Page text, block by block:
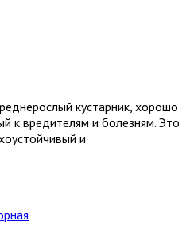
кустарник, хорошо
к вредителям и болезням. Это
и